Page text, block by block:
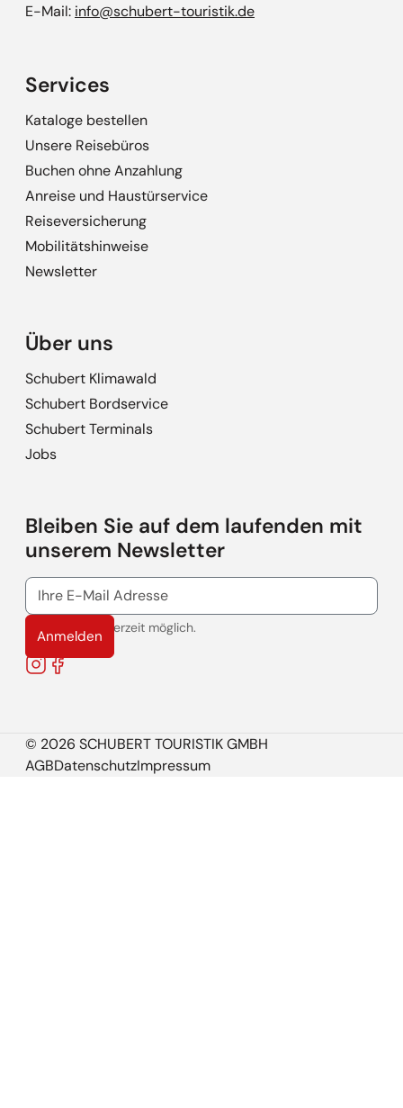
E-Mail: info@schubert-touristik.de
Services
Kataloge bestellen
Unsere Reisebüros
Buchen ohne Anzahlung
Anreise und Haustürservice
Reiseversicherung
Mobilitätshinweise
Newsletter
Über uns
Schubert Klimawald
Schubert Bordservice
Schubert Terminals
Jobs
Bleiben Sie auf dem laufenden mit
unserem Newsletter
Anmelden
Abmeldung jederzeit möglich.
Instagram
Facebook
© 2026 SCHUBERT TOURISTIK GMBH
AGBDatenschutzImpressum